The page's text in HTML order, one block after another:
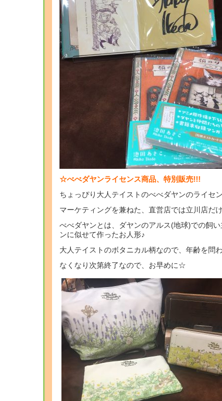
☆べべダヤンライセンス商品、特別販売!!!
ちょっぴり大人テイストのべべダヤンのライセ
マーケティングを兼ねた、直営店では立川店だ
べべダヤンとは、ダヤンのアルス(地球)での飼
ンに似せて作ったお人形♪
大人テイストのボタニカル柄なので、年齢を問
なくなり次第終了なので、お早めに☆